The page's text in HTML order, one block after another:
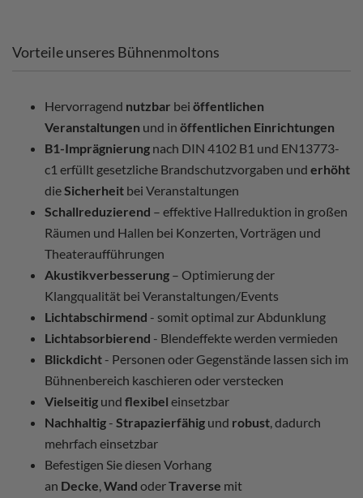
Vorteile unseres Bühnenmoltons
Hervorragend nutzbar bei öffentlichen
Veranstaltungen und in öffentlichen Einrichtungen
B1-Imprägnierung nach DIN 4102 B1 und EN13773-
c1 erfüllt gesetzliche Brandschutzvorgaben und erhöht
dieSicherheit bei Veranstaltungen
Schallreduzierend – effektive Hallreduktion in großen
Räumen und Hallen bei Konzerten, Vorträgen und
Theateraufführungen
Akustikverbesserung – Optimierung der
Klangqualität bei Veranstaltungen/Events
Lichtabschirmend - somit optimal zur Abdunklung
Lichtabsorbierend - Blendeffekte werden vermieden
Blickdicht - Personen oder Gegenstände lassen sich im
Bühnenbereich kaschieren oder verstecken
Vielseitig und flexibel einsetzbar
Nachhaltig - Strapazierfähig und robust, dadurch
mehrfach einsetzbar
Befestigen Sie diesen Vorhang
an Decke,Wand oderTraverse mit